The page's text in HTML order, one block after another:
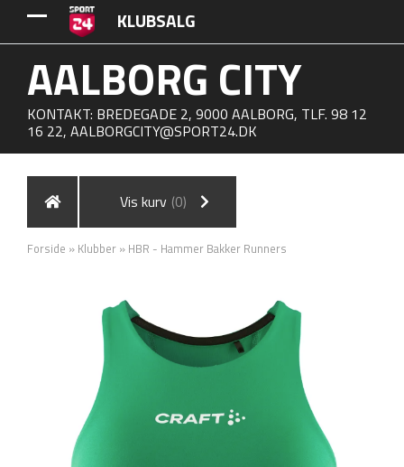
KLUBSALG
AALBORG CITY
KONTAKT: BREDEGADE 2, 9000 AALBORG, TLF. 98 12
16 22, AALBORGCITY@SPORT24.DK
Vis kurv (0)
Forside » Klubber » HBR - Hammer Bakker Runners